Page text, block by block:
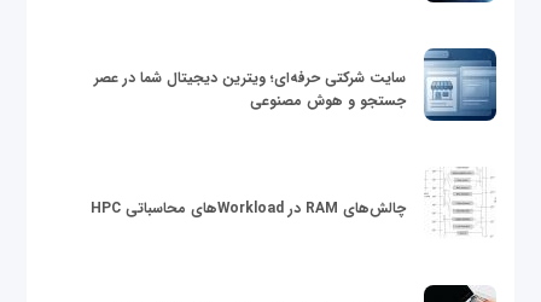
سایت شرکتی حرفه‌ای؛ ویترین دیجیتال شما در عصر
جستجو و هوش مصنوعی
چالش‌های RAM در Workloadهای محاسباتی HPC